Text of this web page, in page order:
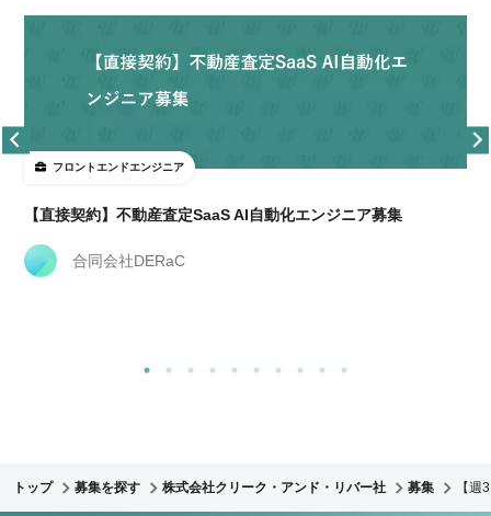
フロントエンドエンジニア
【直接契約】不動産査定SaaS AI自動化エンジニア募集
合同会社DERaC
トップ 募集を探す 株式会社クリーク・アンド・リバー社 募集 【